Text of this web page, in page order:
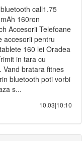
call1.75
160ron
Accesorii Telefoane
accesorii pentru
tablete 160 lei Oradea
in tara cu
Vand bratara fitnes
bluetooth poti vorbi
s...
10.03|10:10